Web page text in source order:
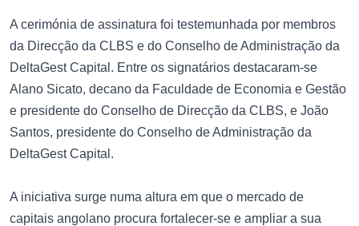
A cerimónia de assinatura foi testemunhada por membros
da Direcção da CLBS e do Conselho de Administração da
DeltaGest Capital. Entre os signatários destacaram-se
Alano Sicato, decano da Faculdade de Economia e Gestão
e presidente do Conselho de Direcção da CLBS, e João
Santos, presidente do Conselho de Administração da
DeltaGest Capital.
A iniciativa surge numa altura em que o mercado de
capitais angolano procura fortalecer-se e ampliar a sua